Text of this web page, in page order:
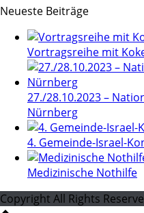
Neueste Beiträge
Vortragsreihe mit
27./28.10.2023 –
Nürnberg
4. Gemeinde-Israel-
Medizinische Nothilfe
Copyright All Rights